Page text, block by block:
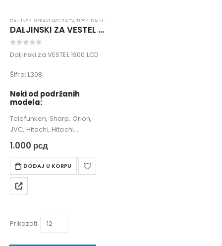
DALJINSKI UPRAVLJACI ZA TV,TIPSKI DALJINSKI
DALJINSKI ZA VESTEL 1900 LCD
Daljinski za VESTEL 1900 LCD
Šifra: L308
Neki od podržanih
modela:
Telefunken, Sharp, Orion,
JVC, Hitachi, Hitachi
LCDTV19101DVDAT
,LCDTV19101DVDDE ,
LCDTV19101DVDDK
LCDTV19101DVDIE , MEDION
MD30361
Zamena za ovaj daljinski je:
1.000 рсд
DODAJ U KORPU
Prikazati: